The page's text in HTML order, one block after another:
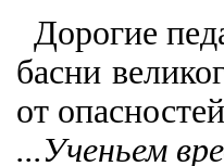
Дорогие
басни
от
...Ученьем